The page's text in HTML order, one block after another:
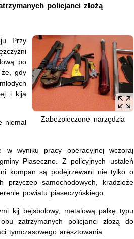
policjanci złożą
Zabezpieczone narzędzia
Przy
po
że, gdy
i kija
niemal
w wyniku pracy operacyjnej wczoraj
Piaseczno. Z policyjnych ustaleń
kompan są podejrzewani nie tylko o
samochodowych, kradzieże
powiatu piaseczyńskiego.
kij bejsbolowy, metalową pałkę typu
zatrzymanych policjanci złożą do
tymczasowego aresztowania.